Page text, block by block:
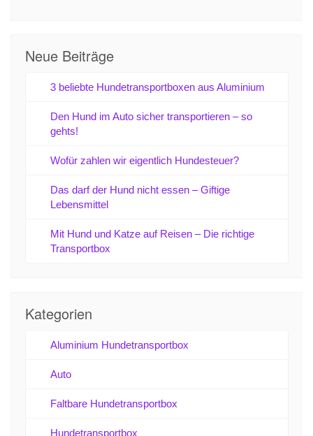
Neue Beiträge
3 beliebte Hundetransportboxen aus Aluminium
Den Hund im Auto sicher transportieren – so
gehts!
Wofür zahlen wir eigentlich Hundesteuer?
Das darf der Hund nicht essen – Giftige
Lebensmittel
Mit Hund und Katze auf Reisen – Die richtige
Transportbox
Kategorien
Aluminium Hundetransportbox
Auto
Faltbare Hundetransportbox
Hundetransportbox